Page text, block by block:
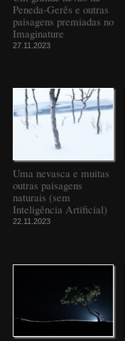
Peneda-Gerês e outras
paisagens premiadas no
Imaginature
27.11.2023
Uma nevasca e muitas
outras paisagens
naturais (sem
Inteligência Artificial)
22.11.2023